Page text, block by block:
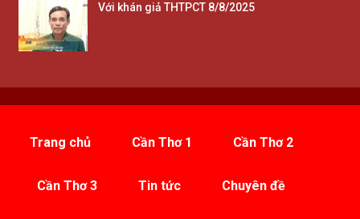
Với khán giả THTPCT 8/8/2025
Trang chủ Cần Thơ 1 Cần Thơ 2
Cần Thơ 3 Tin tức Chuyên đề